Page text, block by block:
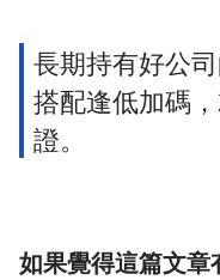
長期持有好公
搭配逢低加碼
證。
如果覺得這篇文章